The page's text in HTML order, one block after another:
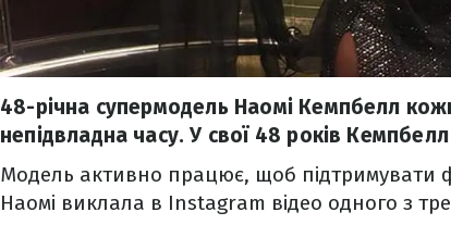
48-річна супермодель Наомі Кемпбелл
непідвладна часу. У свої 48 років
Модель активно працює, щоб підтримувати
Наомі виклала в Instagram відео одного з